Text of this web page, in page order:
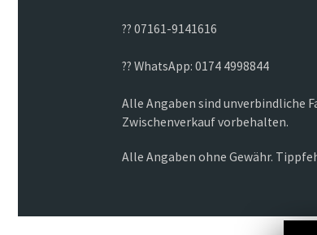
?? 07161-9141616
?? WhatsApp: 0174 4998844
Alle Angaben sind unverbindliche
Zwischenverkauf vorbehalten.
Alle Angaben ohne Gewähr.